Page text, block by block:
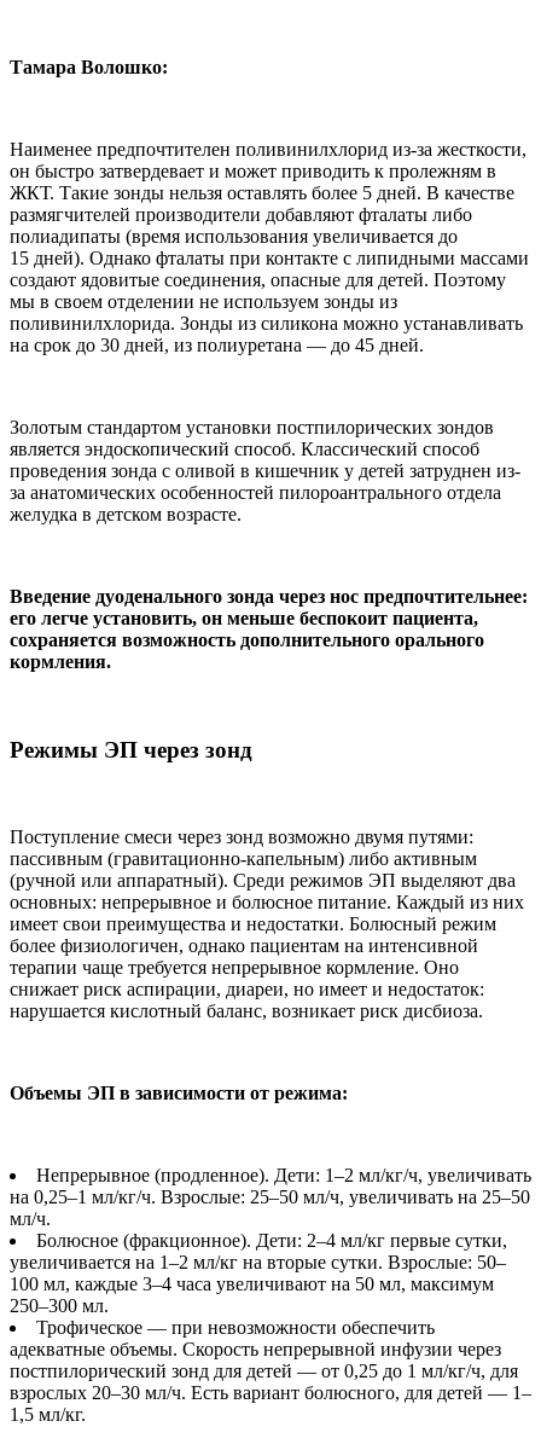
Тамара Волошко:
Наименее предпочтителен поливинилхлорид из-за жесткости,
он быстро затвердевает и может приводить к пролежням в
ЖКТ. Такие зонды нельзя оставлять более 5 дней. В качестве
размягчителей производители добавляют фталаты либо
полиадипаты (время использования увеличивается до
15 дней). Однако фталаты при контакте с липидными массами
создают ядовитые соединения, опасные для детей. Поэтому
мы в своем отделении не используем зонды из
поливинилхлорида. Зонды из силикона можно устанавливать
на срок до 30 дней, из полиуретана — до 45 дней.
Золотым стандартом установки постпилорических зондов
является эндоскопический способ. Классический способ
проведения зонда с оливой в кишечник у детей затруднен из-
за анатомических особенностей пилороантрального отдела
желудка в детском возрасте.
Введение дуоденального зонда через нос предпочтительнее:
его легче установить, он меньше беспокоит пациента,
сохраняется возможность дополнительного орального
кормления.
Режимы ЭП через зонд
Поступление смеси через зонд возможно двумя путями:
пассивным (гравитационно-капельным) либо активным
(ручной или аппаратный). Среди режимов ЭП выделяют два
основных: непрерывное и болюсное питание. Каждый из них
имеет свои преимущества и недостатки. Болюсный режим
более физиологичен, однако пациентам на интенсивной
терапии чаще требуется непрерывное кормление. Оно
снижает риск аспирации, диареи, но имеет и недостаток:
нарушается кислотный баланс, возникает риск дисбиоза.
Объемы ЭП в зависимости от режима:
Непрерывное (продленное). Дети: 1–2 мл/кг/ч, увеличивать
на 0,25–1 мл/кг/ч. Взрослые: 25–50 мл/ч, увеличивать на 25–50
мл/ч.
Болюсное (фракционное). Дети: 2–4 мл/кг первые сутки,
увеличивается на 1–2 мл/кг на вторые сутки. Взрослые: 50–
100 мл, каждые 3–4 часа увеличивают на 50 мл, максимум
250–300 мл.
Трофическое — при невозможности обеспечить
адекватные объемы. Скорость непрерывной инфузии через
постпилорический зонд для детей — от 0,25 до 1 мл/кг/ч, для
взрослых 20–30 мл/ч. Есть вариант болюсного, для детей — 1–
1,5 мл/кг.